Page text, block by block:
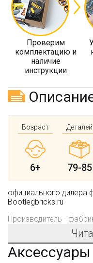
Проверим
комплектацию и
наличие
инструкции
Возраст
6+
Деталей
79-85
официального дилера
Bootlegbricks.ru
Производитель -
Компания производит
Детали имеют
конструкторами
Аксессуары